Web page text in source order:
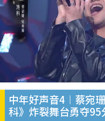
中年好声音4︱蔡宛
科》炸裂舞台勇夺95